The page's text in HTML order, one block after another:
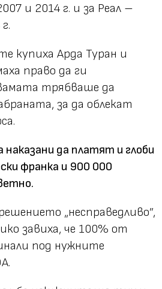
и 2014 г. и за Реал –
купиха Арда Туран и
право да ги
трябваше да
за да облекат
наказани да платят и глоби
франка и 900 000
„несправедливо”,
завиха, че 100% от
под нужните